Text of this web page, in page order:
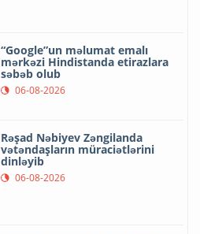
“Google”un məlumat emalı
mərkəzi Hindistanda etirazlara
səbəb olub
06-08-2026
Rəşad Nəbiyev Zəngilanda
vətəndaşların müraciətlərini
dinləyib
06-08-2026